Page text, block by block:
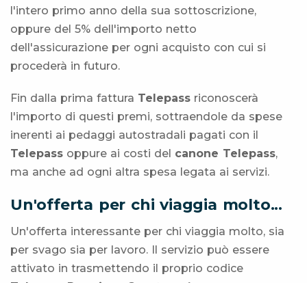
l'intero primo anno della sua sottoscrizione,
oppure del 5% dell'importo netto
dell'assicurazione per ogni acquisto con cui si
procederà in futuro.
Fin dalla prima fattura Telepass riconoscerà
l'importo di questi premi, sottraendole da spese
inerenti ai pedaggi autostradali pagati con il
Telepass oppure ai costi del canone Telepass,
ma anche ad ogni altra spesa legata ai servizi.
Un'offerta per chi viaggia molto...
Un'offerta interessante per chi viaggia molto, sia
per svago sia per lavoro. Il servizio può essere
attivato in trasmettendo il proprio codice